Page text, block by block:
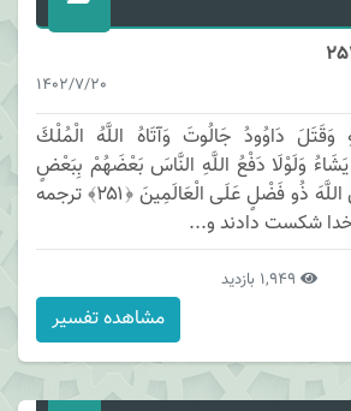
1402/7/20
وَقَتَلَ دَاوُودُ جَالُوتَ وَآتَاهُ اللَّهُ الْمُلْكَ
وَلَوْلَا دَفْعُ اللَّهِ النَّاسَ بَعْضَهُمْ بِبَعْضٍ
لَفَسَدَتِ الْأَرْضُ وَلَكِنَّ اللَّهَ ذُو فَضْلٍ عَلَى الْعَالَمِينَ ﴿۲۵۱﴾ ترجمه
شكست دادند و...
مشاهده تفسیر